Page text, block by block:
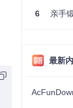
6 亲手锻
最新